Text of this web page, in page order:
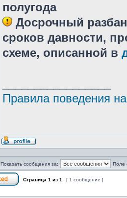
полугода
Досрочный разбан
сроков давности,
схеме, описанной в
Правила поведения
Профиль
Показать сообщения за: Поле
Страница 1 из 1 [ 1 сообщение ]